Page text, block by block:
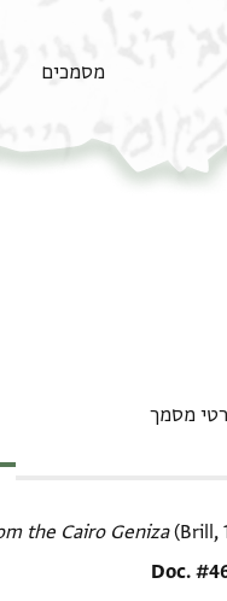
מסמכים
מסמך
the Cairo Geniza(Brill,
Doc.